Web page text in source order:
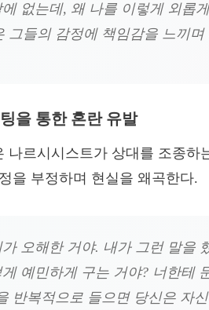
없는데, 왜 나를 이렇게 외롭
그들의 감정에 책임감을 느끼
을 통한 혼란 유발
나르시시스트가 상대를 조종
을 부정하며 현실을 왜곡한다.
오해한 거야. 내가 그런 말을
예민하게 구는 거야? 너한테
반복적으로 들으면 당신은 자